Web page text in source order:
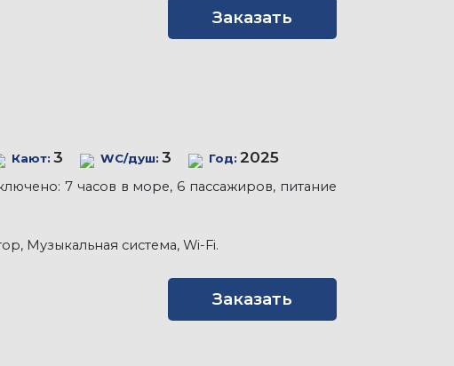
Заказать
Кают: 3 WC/душ: 3 Год: 2025
7 часов в море, 6 пассажиров, питание
Музыкальная система, Wi-Fi.
Заказать